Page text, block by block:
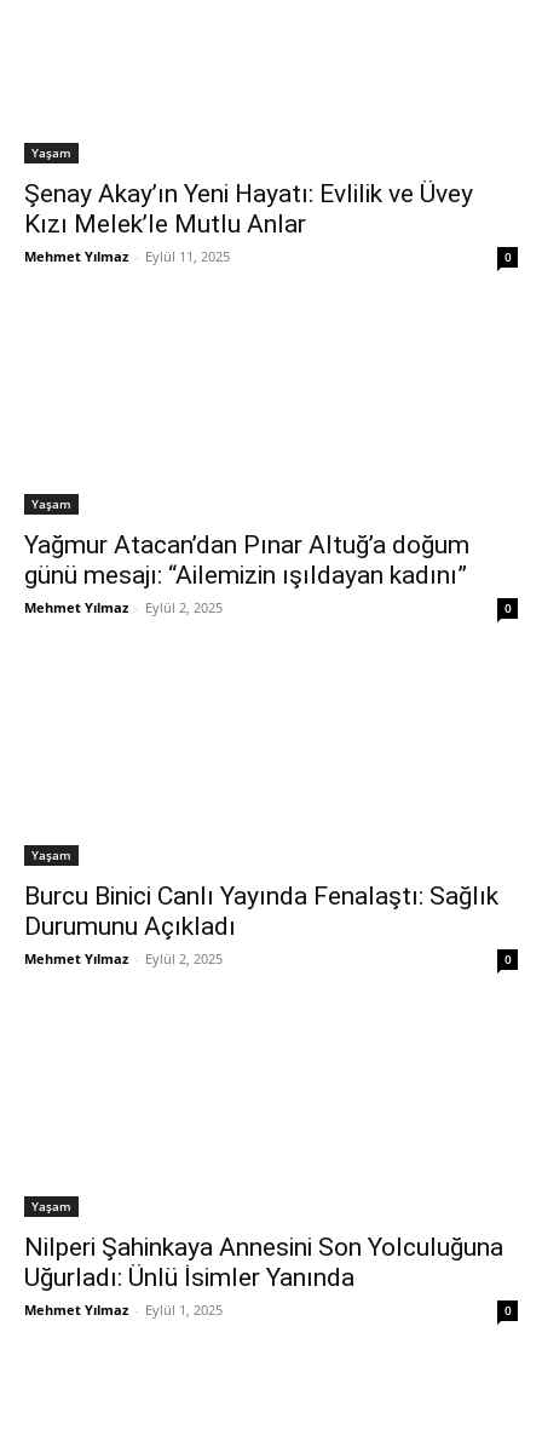
Yaşam
Şenay Akay’ın Yeni Hayatı: Evlilik ve Üvey
Kızı Melek’le Mutlu Anlar
Mehmet Yılmaz - Eylül 11, 2025 0
Yaşam
Yağmur Atacan’dan Pınar Altuğ’a doğum
günü mesajı: “Ailemizin ışıldayan kadını”
Mehmet Yılmaz - Eylül 2, 2025 0
Yaşam
Burcu Binici Canlı Yayında Fenalaştı: Sağlık
Durumunu Açıkladı
Mehmet Yılmaz - Eylül 2, 2025 0
Yaşam
Nilperi Şahinkaya Annesini Son Yolculuğuna
Uğurladı: Ünlü İsimler Yanında
Mehmet Yılmaz - Eylül 1, 2025 0